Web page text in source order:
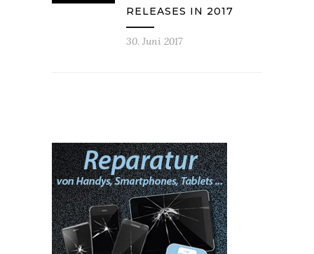
RELEASES IN 2017
30. Juni 2017